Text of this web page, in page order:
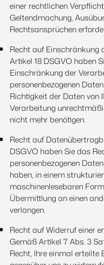
einer rechtlichen
Geltendmachung,
Rechtsansprüchen
Recht auf Einschränkung
Artikel 18 DSGVO haben
Einschränkung der
personenbezogenen
Richtigkeit der Daten von
Verarbeitung
nicht mehr benötigen.
Recht auf
DSGVO haben Sie das
personenbezogenen
haben, in einem
maschinenlesebaren
Übermittlung an einen
verlangen.
Recht auf Widerruf einer
Gemäß Artikel 7 Abs. 3
Recht, Ihre einmal erteilte